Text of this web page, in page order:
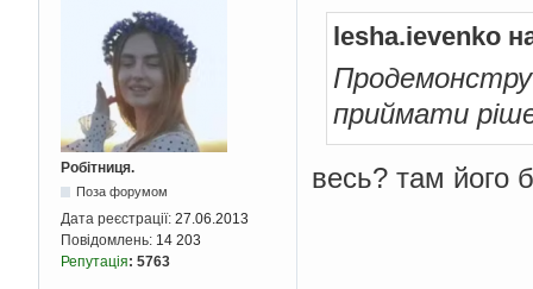
Робітниця.
Поза форумом
Дата реєстрації: 27.06.2013
Повідомлень: 14 203
Репутація: 5763
lesha.ievenko
приймати
весь? там його